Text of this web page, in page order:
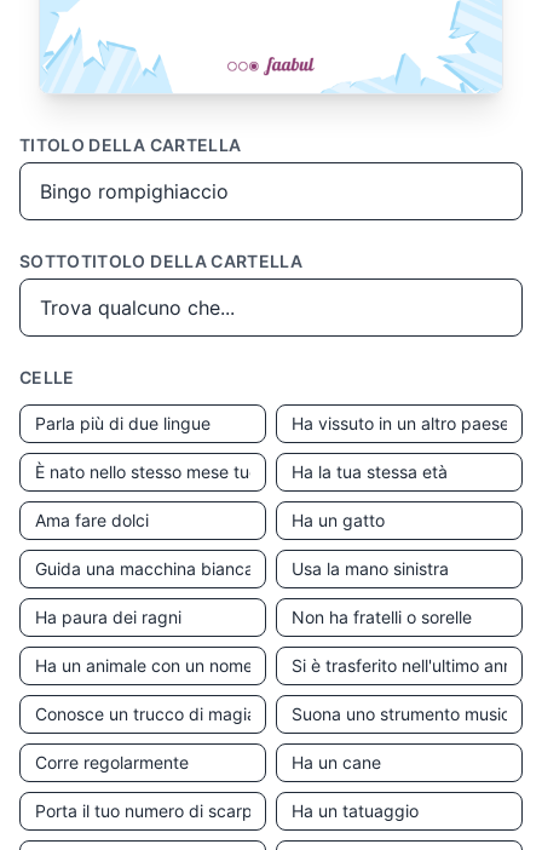
TITOLO DELLA CARTELLA
SOTTOTITOLO DELLA CARTELLA
CELLE